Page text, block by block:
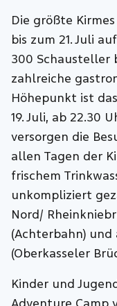
Die größte
bis zum 21. Juli
300 Schausteller
zahlreiche
Höhepunkt ist
19. Juli, ab 22.30
versorgen die
allen Tagen der
frischem
unkompliziert
Nord/
(Achterbahn) und
(Oberkasseler
Kinder und